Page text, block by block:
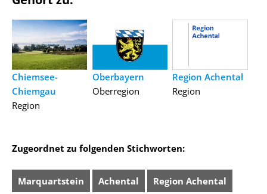
Chiemsee-
Chiemgau
Region
Oberbayern
Oberregion
Region Achental
Region
Zugeordnet zu folgenden Stichworten:
Marquartstein Achental Region Achental